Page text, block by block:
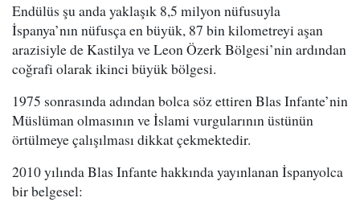
Endülüs şu anda yaklaşık 8,5 milyon nüfusuyla
İspanya’nın nüfusça en büyük, 87 bin kilometreyi aşan
arazisiyle de Kastilya ve Leon Özerk Bölgesi’nin ardından
coğrafi olarak ikinci büyük bölgesi.
1975 sonrasında adından bolca söz ettiren Blas Infante’nin
Müslüman olmasının ve İslami vurgularının üstünün
örtülmeye çalışılması dikkat çekmektedir.
2010 yılında Blas Infante hakkında yayınlanan İspanyolca
bir belgesel: